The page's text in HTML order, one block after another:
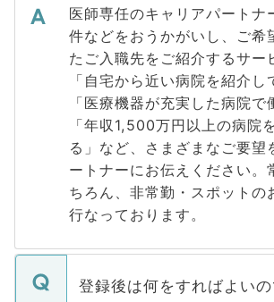
医師専任のキャリアパートナ
件などをおうかがいし、ご希
たご入職先をご紹介するサー
「自宅から近い病院を紹介し
「医療機器が充実した病院で
「年収1,500万円以上の病院
る」など、さまざまなご要望
ートナーにお伝えください。
ちろん、非常勤・スポットの
行なっております。
登録後は何をすればよい